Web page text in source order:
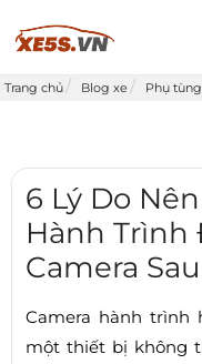
Trang chủ Blog xe Phụ
6 Lý Do
Hành Trình
Camera Sau
Camera hành trình
một thiết bị không